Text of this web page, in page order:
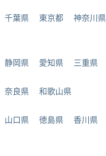
千葉県 東京都
神奈川県
静岡県 愛知県 三重県
奈良県 和歌山県
山口県 徳島県
香川県